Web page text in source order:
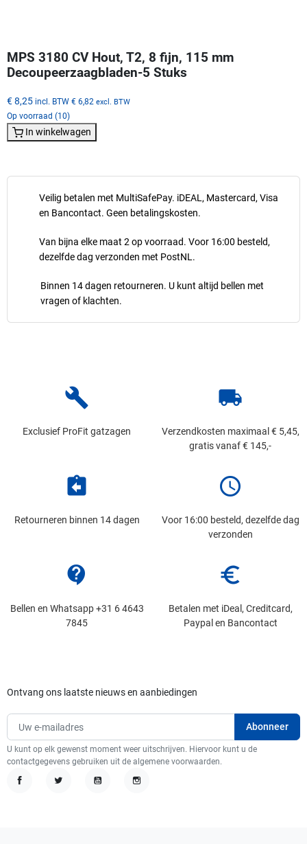
Veilig betalen met MultiSafePay. iDEAL, Mastercard, Visa
en Bancontact. Geen betalingskosten.
Van bijna elke maat 2 op voorraad. Voor 16:00 besteld,
dezelfde dag verzonden met PostNL.
Binnen 14 dagen retourneren. U kunt altijd bellen met
vragen of klachten.
MPS 3180 CV Hout, T2, 8 fijn, 115 mm
Decoupeerzaagbladen-5 Stuks
€ 8,25 incl. BTW € 6,82 excl. BTW
Op voorraad (10)
In winkelwagen
build
Exclusief ProFit gatzagen
local_shipping
Verzendkosten maximaal € 5,45,
gratis vanaf € 145,-
assignment_return
Retourneren binnen 14 dagen
schedule
Voor 16:00 besteld, dezelfde dag
verzonden
contact_support
Bellen en Whatsapp +31 6 4643
7845
euro_symbol
Betalen met iDeal, Creditcard,
Paypal en Bancontact
Ontvang ons laatste nieuws en aanbiedingen
U kunt op elk gewenst moment weer uitschrijven. Hiervoor kunt u de
contactgegevens gebruiken uit de algemene voorwaarden.